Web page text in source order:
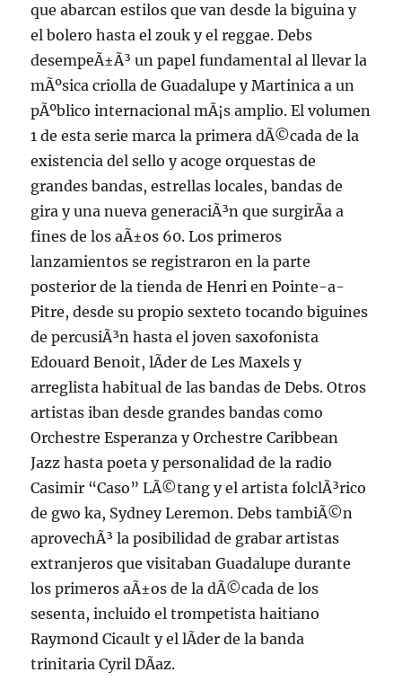
que abarcan estilos que van desde la biguina y
el bolero hasta el zouk y el reggae. Debs
desempeÃ±Ã³ un papel fundamental al llevar la
mÃºsica criolla de Guadalupe y Martinica a un
pÃºblico internacional mÃ¡s amplio. El volumen
1 de esta serie marca la primera dÃ©cada de la
existencia del sello y acoge orquestas de
grandes bandas, estrellas locales, bandas de
gira y una nueva generaciÃ³n que surgirÃ­a a
fines de los aÃ±os 60. Los primeros
lanzamientos se registraron en la parte
posterior de la tienda de Henri en Pointe-a-
Pitre, desde su propio sexteto tocando biguines
de percusiÃ³n hasta el joven saxofonista
Edouard Benoit, lÃ­der de Les Maxels y
arreglista habitual de las bandas de Debs. Otros
artistas iban desde grandes bandas como
Orchestre Esperanza y Orchestre Caribbean
Jazz hasta poeta y personalidad de la radio
Casimir “Caso” LÃ©tang y el artista folclÃ³rico
de gwo ka, Sydney Leremon. Debs tambiÃ©n
aprovechÃ³ la posibilidad de grabar artistas
extranjeros que visitaban Guadalupe durante
los primeros aÃ±os de la dÃ©cada de los
sesenta, incluido el trompetista haitiano
Raymond Cicault y el lÃ­der de la banda
trinitaria Cyril DÃ­az.